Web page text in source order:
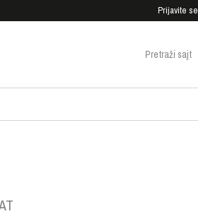
SIGURNO PLAĆANJE PLATNIM KARTICAMA!
Prijavite se
Pretraži sajt